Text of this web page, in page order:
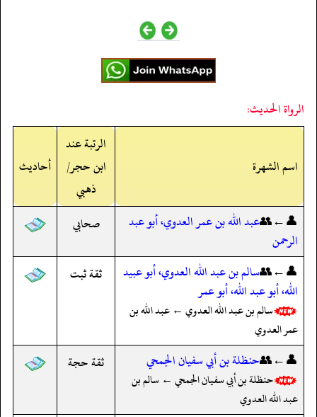
الرواة الحديث:
اسم الشهرة
الرتبة عند
ابن حجر/
ذهبي
أحاديث
👤←👥عبد الله بن عمر العدوي، أبو عبد
الرحمن
صحابي
👤←👥سالم بن عبد الله العدوي، أبو عبيد
الله، أبو عبد الله، أبو عمر
سالم بن عبد الله العدوي ← عبد الله بن
عمر العدوي
ثقة ثبت
👤←👥حنظلة بن أبي سفيان الجمحي
حنظلة بن أبي سفيان الجمحي ← سالم بن
عبد الله العدوي
ثقة حجة